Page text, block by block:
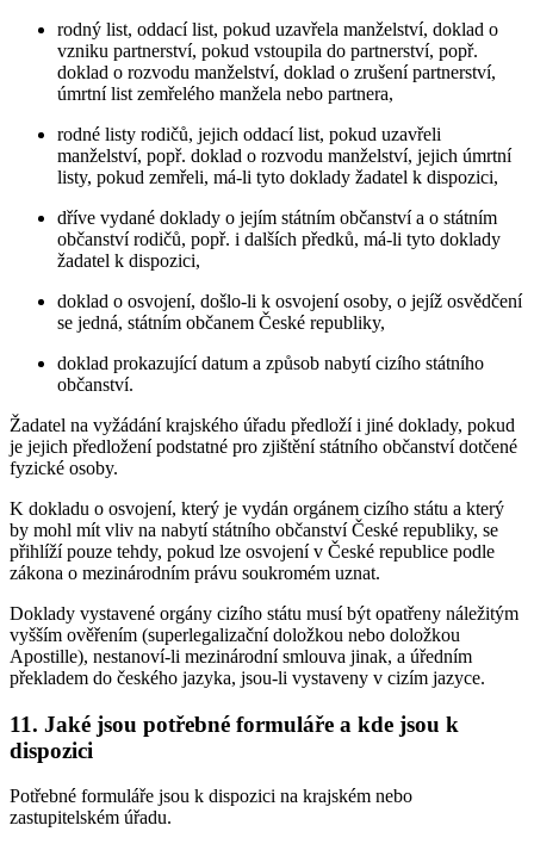
rodný list, oddací list, pokud uzavřela manželství, doklad o
vzniku partnerství, pokud vstoupila do partnerství, popř.
doklad o rozvodu manželství, doklad o zrušení partnerství,
úmrtní list zemřelého manžela nebo partnera,
rodné listy rodičů, jejich oddací list, pokud uzavřeli
manželství, popř. doklad o rozvodu manželství, jejich úmrtní
listy, pokud zemřeli, má-li tyto doklady žadatel k dispozici,
dříve vydané doklady o jejím státním občanství a o státním
občanství rodičů, popř. i dalších předků, má-li tyto doklady
žadatel k dispozici,
doklad o osvojení, došlo-li k osvojení osoby, o jejíž osvědčení
se jedná, státním občanem České republiky,
doklad prokazující datum a způsob nabytí cizího státního
občanství.
Žadatel na vyžádání krajského úřadu předloží i jiné doklady, pokud
je jejich předložení podstatné pro zjištění státního občanství dotčené
fyzické osoby.
K dokladu o osvojení, který je vydán orgánem cizího státu a který
by mohl mít vliv na nabytí státního občanství České republiky, se
přihlíží pouze tehdy, pokud lze osvojení v České republice podle
zákona o mezinárodním právu soukromém uznat.
Doklady vystavené orgány cizího státu musí být opatřeny náležitým
vyšším ověřením (superlegalizační doložkou nebo doložkou
Apostille), nestanoví-li mezinárodní smlouva jinak, a úředním
překladem do českého jazyka, jsou-li vystaveny v cizím jazyce.
11. Jaké jsou potřebné formuláře a kde jsou k
dispozici
Potřebné formuláře jsou k dispozici na krajském nebo
zastupitelském úřadu.